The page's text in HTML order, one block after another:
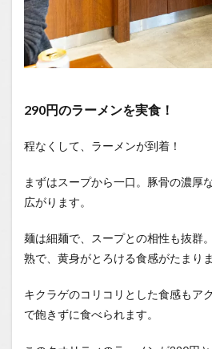
290円のラーメンを実食！
程なくして、ラーメンが到着！
まずはスープから一口。豚骨の濃厚
広がります。
麺は細麺で、スープとの相性も抜群
熟で、黄身がとろける食感がたまりま
キクラゲのコリコリとした食感もア
で飽きずに食べられます。